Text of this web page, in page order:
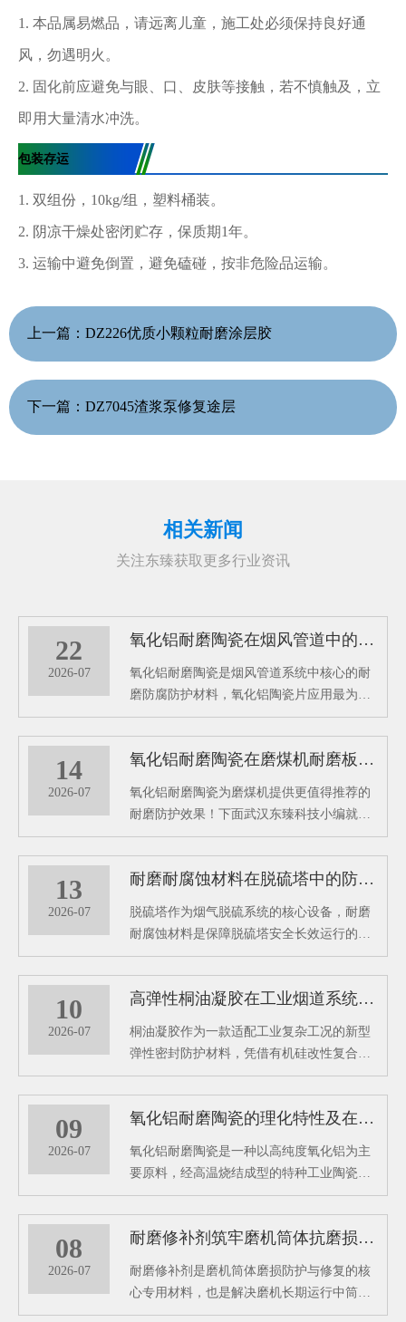
1. 本品属易燃品，请远离儿童，施工处必须保持良好通
风，勿遇明火。
2. 固化前应避免与眼、口、皮肤等接触，若不慎触及，立
即用大量清水冲洗。
包装存运
1. 双组份，10kg/组，塑料桶装。
2. 阴凉干燥处密闭贮存，保质期1年。
3. 运输中避免倒置，避免磕碰，按非危险品运输。
上一篇： DZ226优质小颗粒耐磨涂层胶
下一篇： DZ7045渣浆泵修复途层
相关新闻
关注东臻获取更多行业资讯
22
2026-07
氧化铝耐磨陶瓷在烟风管道中的耐磨防腐效能分析
氧化铝耐磨陶瓷是烟风管道系统中核心的耐
磨防腐防护材料，氧化铝陶瓷片应用最为广
泛。在1700℃的高温窑炉中烧结精制而成，
是一种高硬度、轻量化、环保型的白色刚玉
耐磨防护材料。成为工业烟风管道长效防护
14
2026-07
氧化铝耐磨陶瓷在磨煤机耐磨板中的性能优势
氧化铝耐磨陶瓷为磨煤机提供更值得推荐的
耐磨防护效果！下面武汉东臻科技小编就带
大家看看这款氧化铝耐磨陶瓷有哪些特殊功
效吧！
13
2026-07
耐磨耐腐蚀材料在脱硫塔中的防护性能分析
脱硫塔作为烟气脱硫系统的核心设备，耐磨
耐腐蚀材料是保障脱硫塔安全长效运行的关
键防护屏障，其在脱硫塔中的核心作用主要
体现在防腐防渗、抗冲刷耐磨、结构适配与
运维降本等多个方面。
10
2026-07
高弹性桐油凝胶在工业烟道系统中的密封防腐研究
桐油凝胶作为一款适配工业复杂工况的新型
弹性密封防护材料，凭借有机硅改性复合配
方的独特优势，以东臻高弹性桐油凝胶为代
表的专用防护材料，有效解决烟道运行中的
各类病害难题。
09
2026-07
氧化铝耐磨陶瓷的理化特性及在工业管道中的防护作用
氧化铝耐磨陶瓷是一种以高纯度氧化铝为主
要原料，经高温烧结成型的特种工业陶瓷材
料，凭借超高硬度、超强耐磨性、耐腐蚀、
耐高温等优异理化性能，成为工业管道防护
的核心耐磨材料。能够从根源上解决管道磨
性和使用寿命，是工业管道长效防护的关键
配件。
08
2026-07
耐磨修补剂筑牢磨机筒体抗磨损长效防护屏障
耐磨修补剂是磨机筒体磨损防护与修复的核
心专用材料，也是解决磨机长期运行中筒体
冲刷、磨损、老化问题的高效解决方案。中